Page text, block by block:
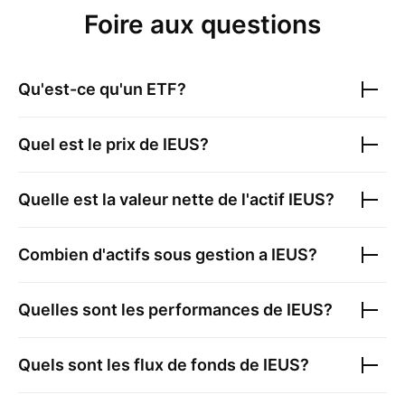
Foire aux questions
Qu'est-ce qu'un ETF?
Quel est le prix de IEUS?
Quelle est la valeur nette de l'actif IEUS?
Combien d'actifs sous gestion a IEUS?
Quelles sont les performances de IEUS?
Quels sont les flux de fonds de IEUS?